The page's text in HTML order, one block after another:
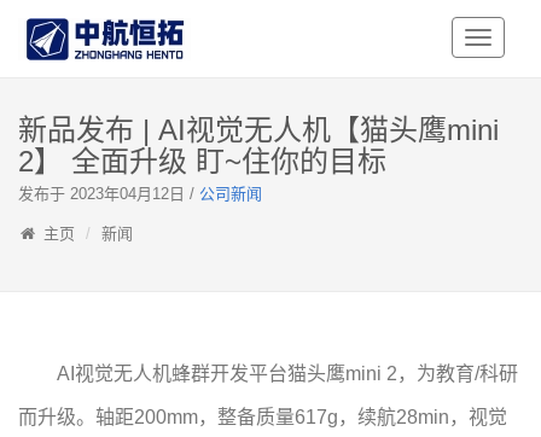
Toggle
新品发布 | AI视觉无人机【猫头鹰mini
2】 全面升级 盯~住你的目标
发布于 2023年04月12日 / 公司新闻
主页 新闻
AI视觉无人机蜂群开发平台猫头鹰mini 2，为教育/科研
而升级。轴距200mm，整备质量617g，续航28min，视觉